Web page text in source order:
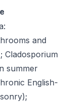
and
Cladosporium
summer
English-